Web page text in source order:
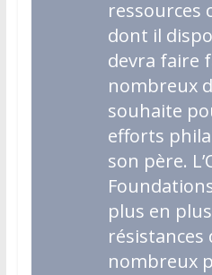
ressources
dont il
devra faire
nombreux
souhaite
efforts
son père.
plus en
résistances
nombreux